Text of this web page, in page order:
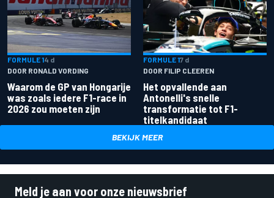
FORMULE 14 d
DOOR RONALD VORDING
Waarom de GP van Hongarije
was zoals iedere F1-race in
2026 zou moeten zijn
FORMULE 17 d
DOOR FILIP CLEEREN
Het opvallende aan
Antonelli's snelle
transformatie tot F1-
titelkandidaat
BEKIJK MEER
Meld je aan voor onze nieuwsbrief